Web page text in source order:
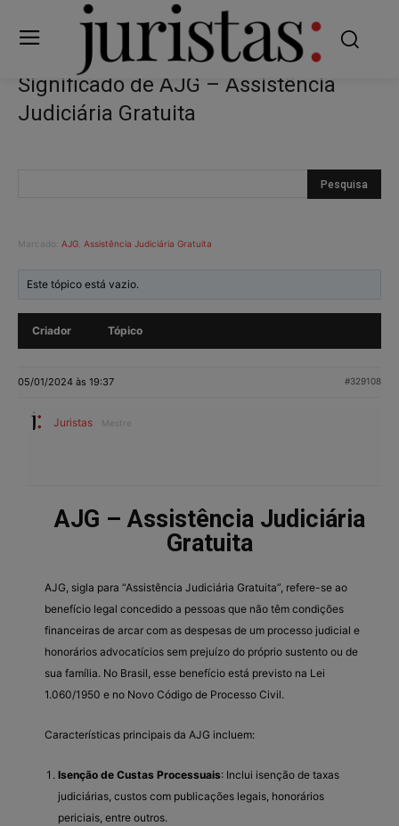
Significado de AJG – Assistência
Judiciária Gratuita
Marcado: AJG Assistência Judiciária Gratuita
Este tópico está vazio.
Criador Tópico
05/01/2024 às 19:37 #329108
Juristas Mestre
AJG – Assistência Judiciária
Gratuita
AJG, sigla para “Assistência Judiciária Gratuita”, refere-se ao
benefício legal concedido a pessoas que não têm condições
financeiras de arcar com as despesas de um processo judicial e
honorários advocatícios sem prejuízo do próprio sustento ou de
sua família. No Brasil, esse benefício está previsto na Lei
1.060/1950 e no Novo Código de Processo Civil.
Características principais da AJG incluem:
Isenção de Custas Processuais: Inclui isenção de taxas
judiciárias, custos com publicações legais, honorários
periciais, entre outros.